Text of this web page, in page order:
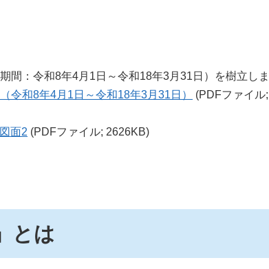
間：令和8年4月1日～令和18年3月31日）を樹立しま
令和8年4月1日～令和18年3月31日）
(PDFファイル
面2 (PDFファイル; 2626KB)
とは